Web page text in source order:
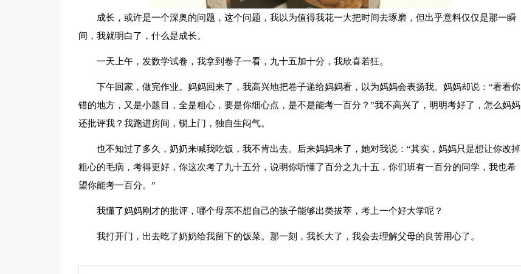
成长，或许是一个深奥的问题，这个问题，我以为值得我花一大把时间去琢磨，但出乎意料仅仅是那一瞬
间，我就明白了，什么是成长。
一天上午，发数学试卷，我拿到卷子一看，九十五加十分，我欣喜若狂。
下午回家，做完作业。妈妈回来了，我高兴地把卷子递给妈妈看，以为妈妈会表扬我。妈妈却说：“看看你
错的地方，又是小题目，全是粗心，要是你细心点，是不是能考一百分？”我不高兴了，明明考好了，怎么妈妈
还批评我？我跑进房间，锁上门，独自生闷气。
也不知过了多久，奶奶来喊我吃饭，我不肯出去。后来妈妈来了，她对我说：“其实，妈妈只是想让你改掉
粗心的毛病，考得更好，你这次考了九十五分，说明你听懂了百分之九十五，你们班有一百分的同学，我也希
望你能考一百分。”
我懂了妈妈刚才的批评，哪个母亲不想自己的孩子能够出类拔萃，考上一个好大学呢？
我打开门，出去吃了奶奶给我留下的饭菜。那一刻，我长大了，我会去理解父母的良苦用心了。